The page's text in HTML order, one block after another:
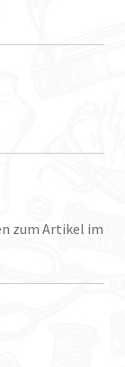
zum Artikel im